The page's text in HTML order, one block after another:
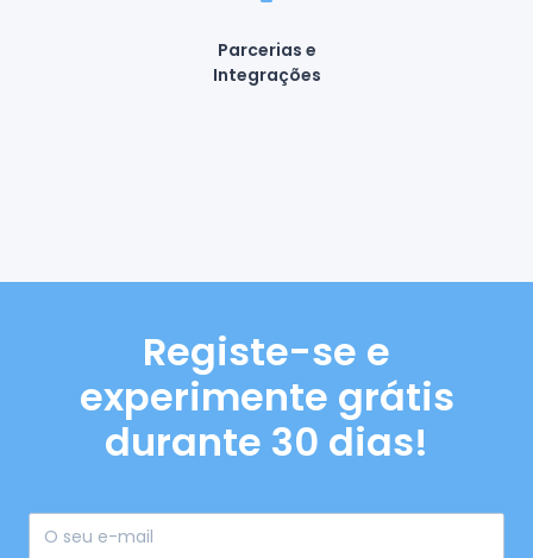
Parcerias e
Integrações
Registe-se e
experimente grátis
durante 30 dias!